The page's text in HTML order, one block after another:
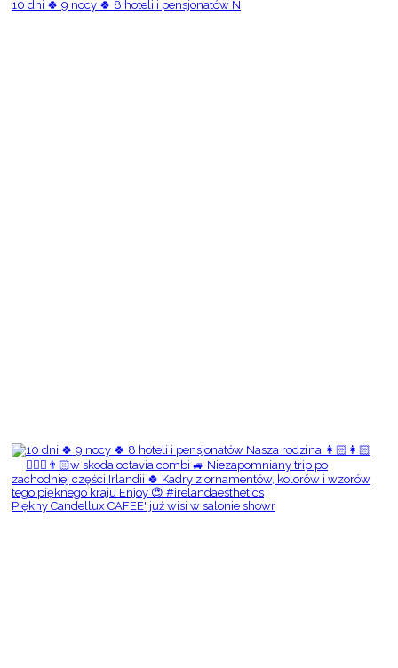
10 dni 🍀 9 nocy 🍀 8 hoteli i pensjonatów N
Piękny Candellux CAFEE' już wisi w salonie showr